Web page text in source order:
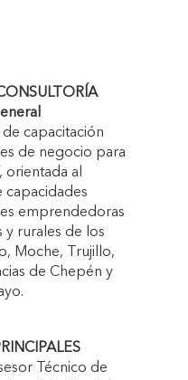
capacitación
de negocio para
al
capacidades
emprendedoras
y rurales de los
Moche, Trujillo,
de Chepén y
Técnico de